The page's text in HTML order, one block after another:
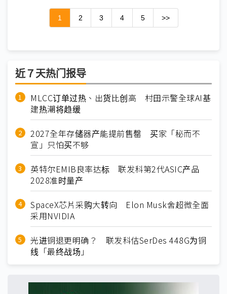
1 2 3 4 5 >>
近７天热门报导
MLCC订单过热、出货比创高 村田示警全球AI基
建热潮将趋缓
2027全年存储器产能提前售罄 买家「秘而不
宣」只怕买不够
英特尔EMIB良率达标 联发科第2代ASIC产品
2028准时量产
SpaceX芯片采购大转向 Elon Musk舍超微全面
采用NVIDIA
光进铜退更明确？ 联发科估SerDes 448G为铜
线「最终战场」